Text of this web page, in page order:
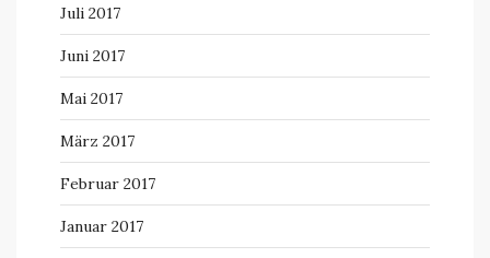
Juli 2017
Juni 2017
Mai 2017
März 2017
Februar 2017
Januar 2017